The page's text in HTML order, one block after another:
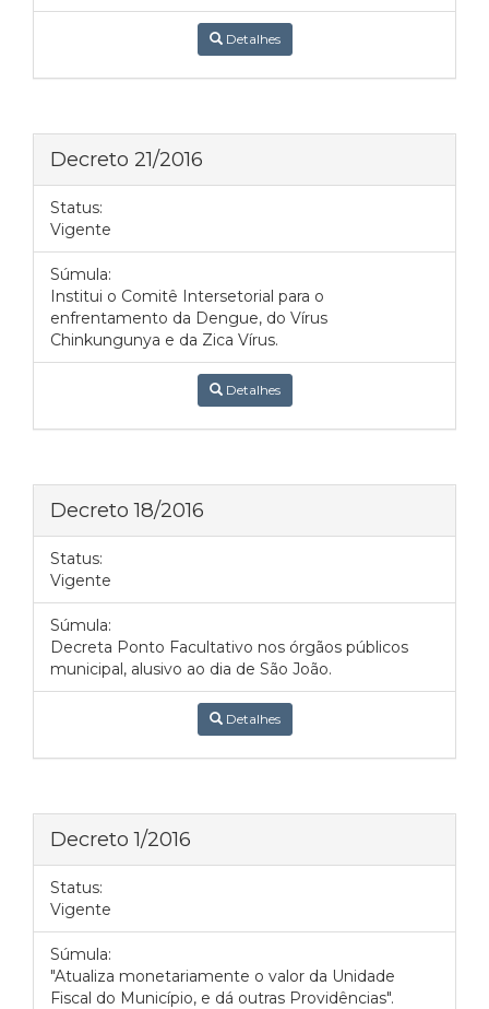
Detalhes
Decreto 21/2016
Status:
Vigente
Súmula:
Institui o Comitê Intersetorial para o
enfrentamento da Dengue, do Vírus
Chinkungunya e da Zica Vírus.
Detalhes
Decreto 18/2016
Status:
Vigente
Súmula:
Decreta Ponto Facultativo nos órgãos públicos
municipal, alusivo ao dia de São João.
Detalhes
Decreto 1/2016
Status:
Vigente
Súmula:
"Atualiza monetariamente o valor da Unidade
Fiscal do Município, e dá outras Providências".